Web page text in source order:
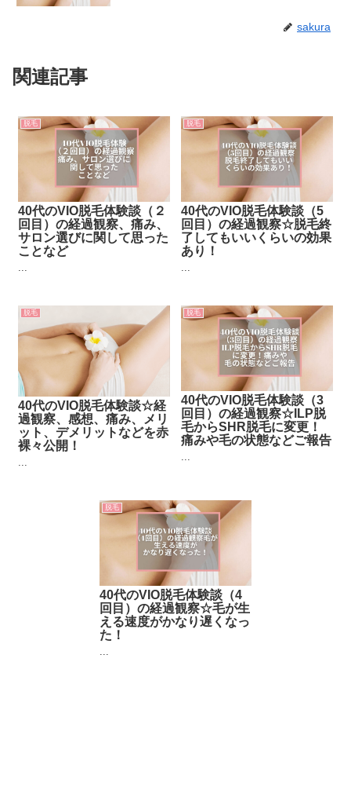
sakura
関連記事
脱毛
40代のVIO脱毛体験談（２
回目）の経過観察、痛み、
サロン選びに関して思った
ことなど
...
脱毛
40代のVIO脱毛体験談（5
回目）の経過観察☆脱毛終
了してもいいくらいの効果
あり！
...
脱毛
40代のVIO脱毛体験談☆経
過観察、感想、痛み、メリ
ット、デメリットなどを赤
裸々公開！
...
脱毛
40代のVIO脱毛体験談（3
回目）の経過観察☆ILP脱
毛からSHR脱毛に変更！
痛みや毛の状態などご報告
...
脱毛
40代のVIO脱毛体験談（4
回目）の経過観察☆毛が生
える速度がかなり遅くなっ
た！
...